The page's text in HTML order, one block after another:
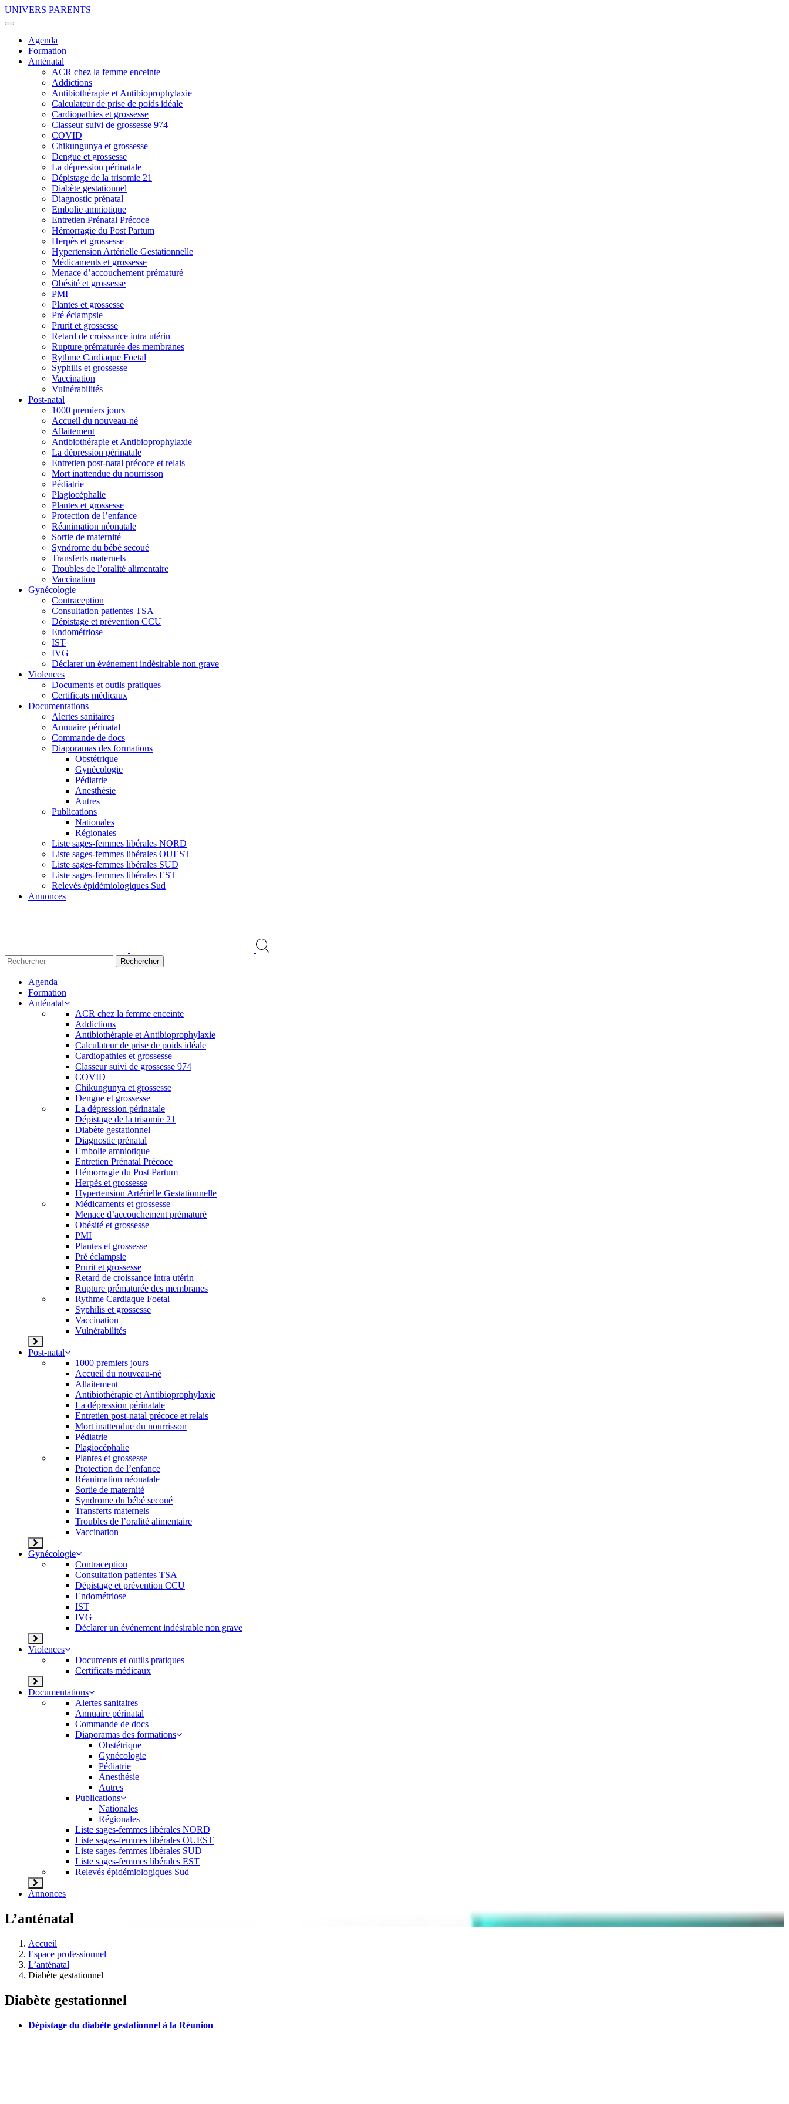
UNIVERS PARENTS
Agenda
Formation
Anténatal
ACR chez la femme enceinte
Addictions
Antibiothérapie et Antibioprophylaxie
Calculateur de prise de poids idéale
Cardiopathies et grossesse
Classeur suivi de grossesse 974
COVID
Chikungunya et grossesse
Dengue et grossesse
La dépression périnatale
Dépistage de la trisomie 21
Diabète gestationnel
Diagnostic prénatal
Embolie amniotique
Entretien Prénatal Précoce
Hémorragie du Post Partum
Herpès et grossesse
Hypertension Artérielle Gestationnelle
Médicaments et grossesse
Menace d’accouchement prématuré
Obésité et grossesse
PMI
Plantes et grossesse
Pré éclampsie
Prurit et grossesse
Retard de croissance intra utérin
Rupture prématurée des membranes
Rythme Cardiaque Foetal
Syphilis et grossesse
Vaccination
Vulnérabilités
Post-natal
1000 premiers jours
Accueil du nouveau-né
Allaitement
Antibiothérapie et Antibioprophylaxie
La dépression périnatale
Entretien post-natal précoce et relais
Mort inattendue du nourrisson
Pédiatrie
Plagiocéphalie
Plantes et grossesse
Protection de l’enfance
Réanimation néonatale
Sortie de maternité
Syndrome du bébé secoué
Transferts maternels
Troubles de l’oralité alimentaire
Vaccination
Gynécologie
Contraception
Consultation patientes TSA
Dépistage et prévention CCU
Endométriose
IST
IVG
Déclarer un événement indésirable non grave
Violences
Documents et outils pratiques
Certificats médicaux
Documentations
Alertes sanitaires
Annuaire périnatal
Commande de docs
Diaporamas des formations
Obstétrique
Gynécologie
Pédiatrie
Anesthésie
Autres
Publications
Nationales
Régionales
Liste sages-femmes libérales NORD
Liste sages-femmes libérales OUEST
Liste sages-femmes libérales SUD
Liste sages-femmes libérales EST
Relevés épidémiologiques Sud
Annonces
Agenda
Formation
Anténatal
ACR chez la femme enceinte
Addictions
Antibiothérapie et Antibioprophylaxie
Calculateur de prise de poids idéale
Cardiopathies et grossesse
Classeur suivi de grossesse 974
COVID
Chikungunya et grossesse
Dengue et grossesse
La dépression périnatale
Dépistage de la trisomie 21
Diabète gestationnel
Diagnostic prénatal
Embolie amniotique
Entretien Prénatal Précoce
Hémorragie du Post Partum
Herpès et grossesse
Hypertension Artérielle Gestationnelle
Médicaments et grossesse
Menace d’accouchement prématuré
Obésité et grossesse
PMI
Plantes et grossesse
Pré éclampsie
Prurit et grossesse
Retard de croissance intra utérin
Rupture prématurée des membranes
Rythme Cardiaque Foetal
Syphilis et grossesse
Vaccination
Vulnérabilités
Post-natal
1000 premiers jours
Accueil du nouveau-né
Allaitement
Antibiothérapie et Antibioprophylaxie
La dépression périnatale
Entretien post-natal précoce et relais
Mort inattendue du nourrisson
Pédiatrie
Plagiocéphalie
Plantes et grossesse
Protection de l’enfance
Réanimation néonatale
Sortie de maternité
Syndrome du bébé secoué
Transferts maternels
Troubles de l’oralité alimentaire
Vaccination
Gynécologie
Contraception
Consultation patientes TSA
Dépistage et prévention CCU
Endométriose
IST
IVG
Déclarer un événement indésirable non grave
Violences
Documents et outils pratiques
Certificats médicaux
Documentations
Alertes sanitaires
Annuaire périnatal
Commande de docs
Diaporamas des formations
Obstétrique
Gynécologie
Pédiatrie
Anesthésie
Autres
Publications
Nationales
Régionales
Liste sages-femmes libérales NORD
Liste sages-femmes libérales OUEST
Liste sages-femmes libérales SUD
Liste sages-femmes libérales EST
Relevés épidémiologiques Sud
Annonces
L’anténatal
Accueil
Espace professionnel
L’anténatal
Diabète gestationnel
Diabète gestationnel
Dépistage du diabète gestationnel à la Réunion